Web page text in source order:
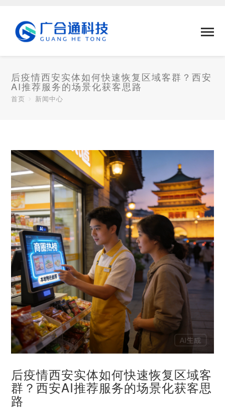
后疫情西安实体如何快速恢复区域客群？西安
AI推荐服务的场景化获客思路
首页 新闻中心
后疫情西安实体如何快速恢复区域客
群？西安AI推荐服务的场景化获客思
路